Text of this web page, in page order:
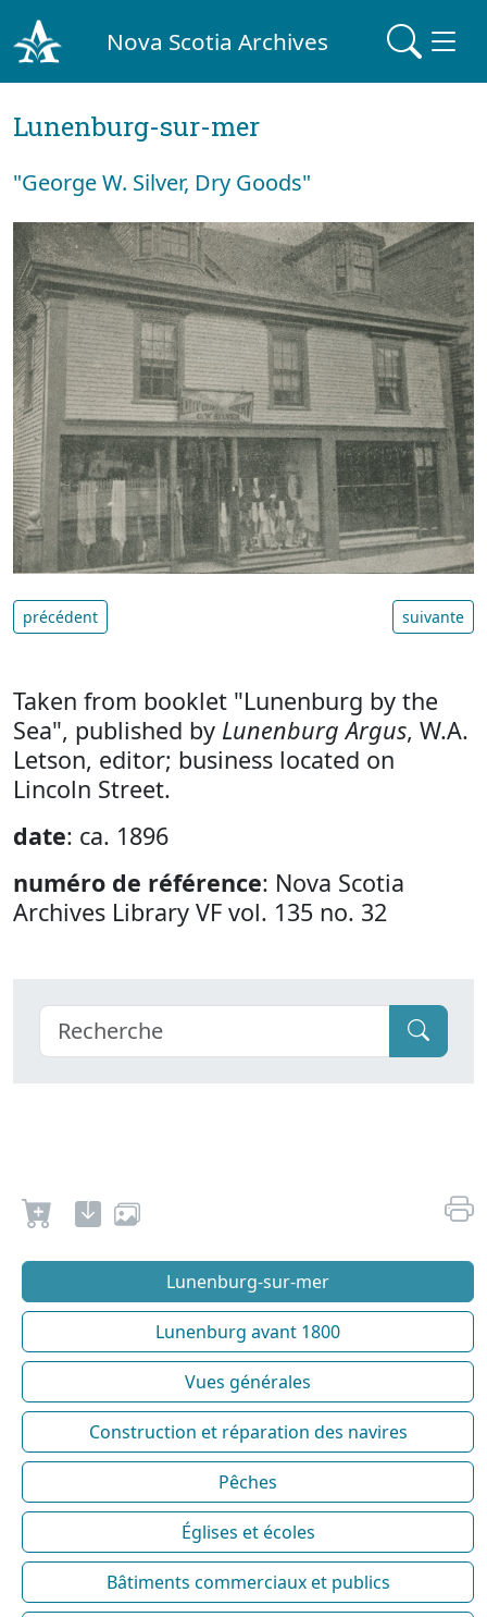
Nova Scotia Archives
Lunenburg-sur-mer
"George W. Silver, Dry Goods"
précédent suivante
Taken from booklet "Lunenburg by the
Sea", published by Lunenburg Argus, W.A.
Letson, editor; business located on
Lincoln Street.
date: ca. 1896
numéro de référence: Nova Scotia
Archives Library VF vol. 135 no. 32
Lunenburg-sur-mer
Lunenburg avant 1800
Vues générales
Construction et réparation des navires
Pêches
Églises et écoles
Bâtiments commerciaux et publics